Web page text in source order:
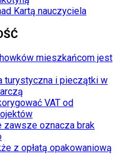
Kartą nauczyciela
mieszkańcom jest
turystyczna i pieczątki w
VAT od
zawsze oznacza brak
z opłatą opakowaniową